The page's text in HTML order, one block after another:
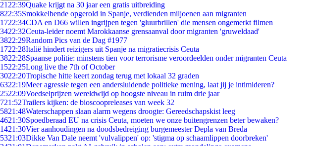
21 22:39Quake krijgt na 30 jaar een gratis uitbreiding
822:35Smokkelbende opgerold in Spanje, verdienden miljoenen aan migranten
1722:34CDA en D66 willen ingrijpen tegen 'gluurbrillen' die mensen ongemerkt filmen
3422:32Ceuta-leider noemt Marokkaanse grensaanval door migranten 'gruweldaad'
3822:29Random Pics van de Dag #1977
1722:28Italië hindert reizigers uit Spanje na migratiecrisis Ceuta
3822:28Spaanse politie: minstens tien voor terrorisme veroordeelden onder migranten Ceuta
1522:25Long live the 7th of October
3022:20Tropische hitte keert zondag terug met lokaal 32 graden
6322:19Meer agressie tegen een andersluidende politieke mening, laat jij je intimideren?
2522:09Voedselprijzen wereldwijd op hoogste niveau in ruim drie jaar
721:52Trailers kijken: de bioscoopreleases van week 32
5821:48Waterschappen slaan alarm wegens droogte: Gereedschapskist leeg
4621:30Spoedberaad EU na crisis Ceuta, moeten we onze buitengrenzen beter bewaken?
1421:30Vier aanhoudingen na doodsbedreiging burgemeester Depla van Breda
5321:03Dikke Van Dale neemt 'vulvalippen' op: 'stigma op schaamlippen doorbreken'